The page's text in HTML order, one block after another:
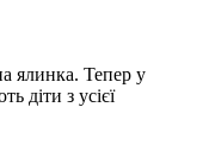
ялинка. Тепер у
діти з усієї